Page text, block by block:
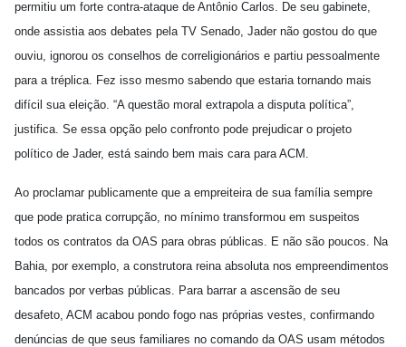
permitiu um forte contra-ataque de Antônio Carlos. De seu gabinete,
onde assistia aos debates pela TV Senado, Jader não gostou do que
ouviu, ignorou os conselhos de correligionários e partiu pessoalmente
para a tréplica. Fez isso mesmo sabendo que estaria tornando mais
difícil sua eleição. “A questão moral extrapola a disputa política”,
justifica. Se essa opção pelo confronto pode prejudicar o projeto
político de Jader, está saindo bem mais cara para ACM.
Ao proclamar publicamente que a empreiteira de sua família sempre
que pode pratica corrupção, no mínimo transformou em suspeitos
todos os contratos da OAS para obras públicas. E não são poucos. Na
Bahia, por exemplo, a construtora reina absoluta nos empreendimentos
bancados por verbas públicas. Para barrar a ascensão de seu
desafeto, ACM acabou pondo fogo nas próprias vestes, confirmando
denúncias de que seus familiares no comando da OAS usam métodos